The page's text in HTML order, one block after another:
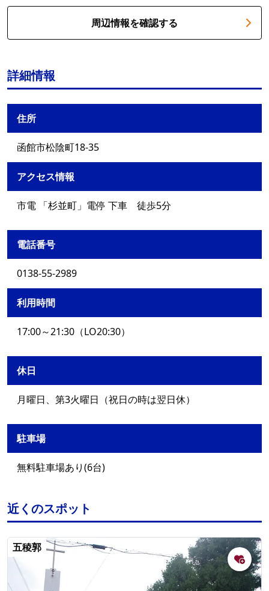
周辺情報を確認する
詳細情報
住所
函館市松陰町18-35
アクセス情報
市電 「杉並町」電停 下車 徒歩5分
電話番号
0138-55-2989
利用時間
17:00～21:30（LO20:30）
休日
月曜日、第3火曜日（祝日の時は翌日休）
駐車場
無料駐車場あり(6台)
近くのスポット
五稜郭